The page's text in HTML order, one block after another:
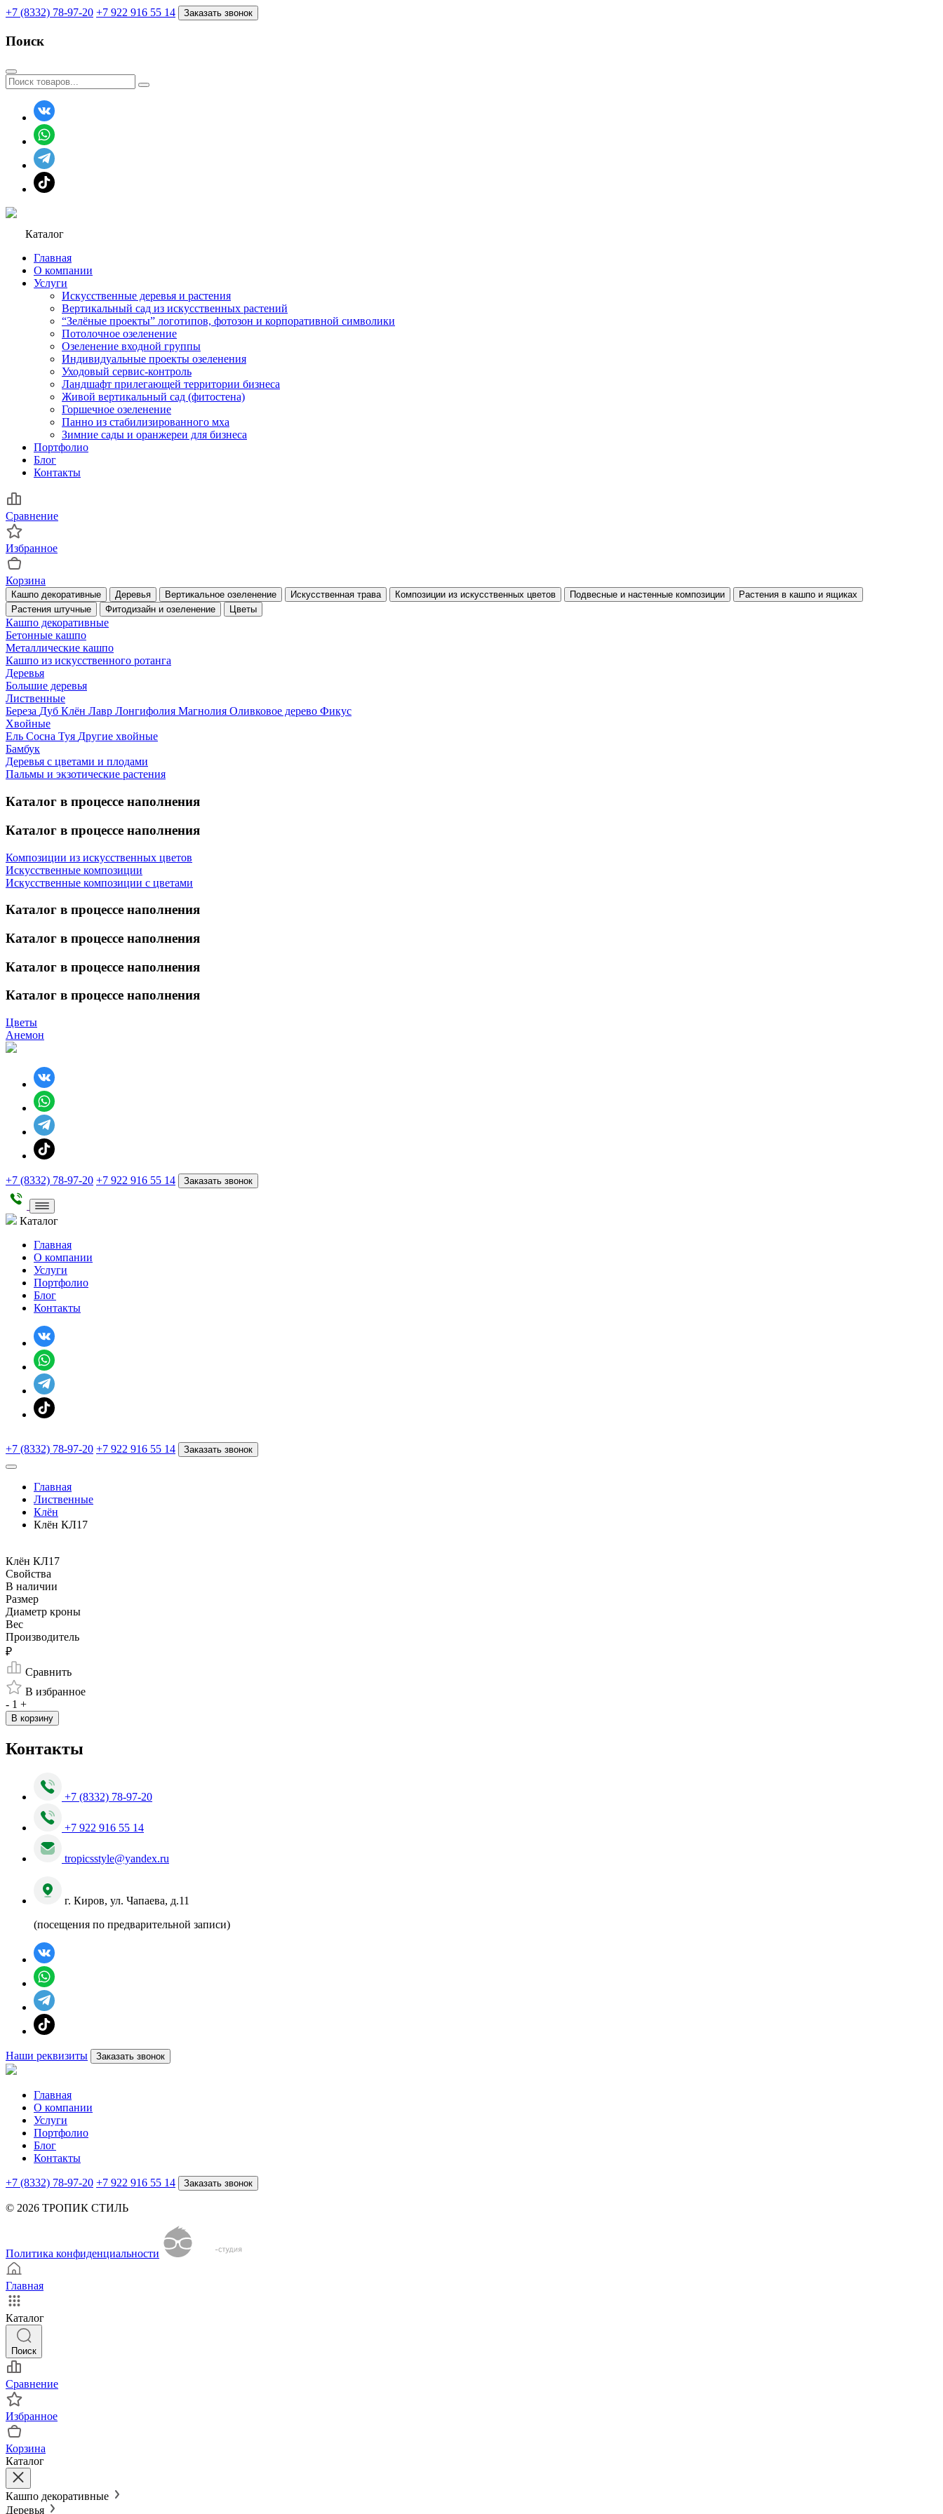
+7 (8332) 78-97-20 +7 922 916 55 14 Заказать звонок
Поиск
Каталог
Главная
О компании
Услуги
Искусственные деревья и растения
Вертикальный сад из искусственных растений
“Зелёные проекты” логотипов, фотозон и корпоративной символики
Потолочное озеленение
Озеленение входной группы
Индивидуальные проекты озеленения
Уходовый сервис-контроль
Ландшафт прилегающей территории бизнеса
Живой вертикальный сад (фитостена)
Горшечное озеленение
Панно из стабилизированного мха
Зимние сады и оранжереи для бизнеса
Портфолио
Блог
Контакты
Сравнение
Избранное
Корзина
Кашпо декоративные Деревья Вертикальное озеленение Искусственная трава Композиции из искусственных цветов Подвесные и настенные композиции
Растения в кашпо и ящиках
Растения штучные
Фитодизайн и озеленение Цветы
Кашпо декоративные
Бетонные кашпо
Металлические кашпо
Кашпо из искусственного ротанга
Деревья
Большие деревья
Лиственные
Береза Дуб Клён Лавр Лонгифолия Магнолия Оливковое дерево Фикус
Хвойные
Ель Сосна Туя Другие хвойные
Бамбук
Деревья с цветами и плодами
Пальмы и экзотические растения
Каталог в процессе наполнения
Каталог в процессе наполнения
Композиции из искусственных цветов
Искусственные композиции
Искусственные композиции с цветами
Каталог в процессе наполнения
Каталог в процессе наполнения
Каталог в процессе наполнения
Каталог в процессе наполнения
Цветы
Анемон
+7 (8332) 78-97-20 +7 922 916 55 14 Заказать звонок
Каталог
Главная
О компании
Услуги
Портфолио
Блог
Контакты
+7 (8332) 78-97-20 +7 922 916 55 14 Заказать звонок
Главная
Лиственные
Клён
Клён КЛ17
Клён КЛ17
Свойства
В наличии
Размер
Диаметр кроны
Вес
Производитель
₽
Сравнить
В избранное
- 1 +
В корзину
Контакты
+7 (8332) 78-97-20
+7 922 916 55 14
tropicsstyle@yandex.ru
г. Киров, ул. Чапаева, д.11
(посещения по предварительной записи)
Наши реквизиты Заказать звонок
Главная
О компании
Услуги
Портфолио
Блог
Контакты
+7 (8332) 78-97-20 +7 922 916 55 14 Заказать звонок
© 2026 ТРОПИК СТИЛЬ
Политика конфиденциальности
Главная
Каталог
Поиск
Сравнение
Избранное
Корзина
Каталог
Кашпо декоративные
Деревья